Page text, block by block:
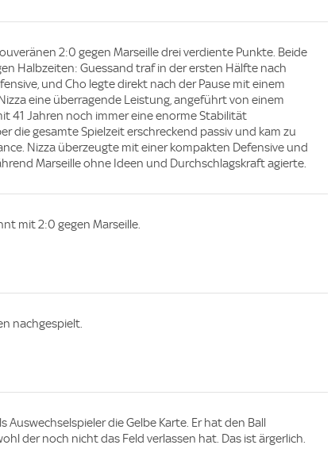
2:0 gegen Marseille drei verdiente Punkte. Beide
Halbzeiten: Guessand traf in der ersten Hälfte nach
und Cho legte direkt nach der Pause mit einem
eine überragende Leistung, angeführt von einem
41 Jahren noch immer eine enorme Stabilität
die gesamte Spielzeit erschreckend passiv und kam zu
Nizza überzeugte mit einer kompakten Defensive und
Marseille ohne Ideen und Durchschlagskraft agierte.
mit 2:0 gegen Marseille.
nachgespielt.
Auswechselspieler die Gelbe Karte. Er hat den Ball
der noch nicht das Feld verlassen hat. Das ist ärgerlich.